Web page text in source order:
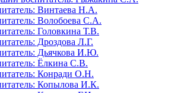
Винтаева Н.А.
Волобоева С.А.
Головкина Т.В.
Дроздова Л.Г.
Дьячкова И.Ю.
Ёлкина С.В.
Конради О.Н.
Копылова И.К.